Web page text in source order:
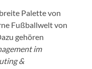
Palette von
Fußballwelt von
gehören
im
&